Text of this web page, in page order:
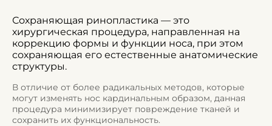
Сохраняющая ринопластика — это
хирургическая процедура, направленная на
коррекцию формы и функции носа, при этом
сохраняющая его естественные анатомические
структуры.
В отличие от более радикальных методов, которые
могут изменять нос кардинальным образом, данная
процедура минимизирует повреждение тканей и
сохранить их функциональность.